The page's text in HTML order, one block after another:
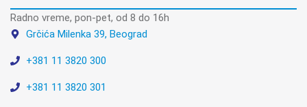
Radno vreme, pon-pet, od 8 do 16h
Grčića Milenka 39, Beograd
+381 11 3820 300
+381 11 3820 301